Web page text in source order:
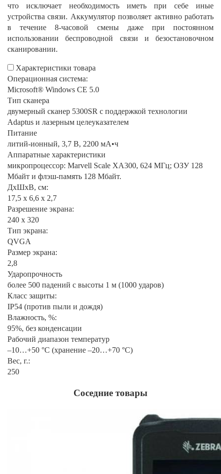
что исключает необходимость иметь при себе иные
устройства связи. Аккумулятор позволяет активно работать
в течение 8-часовой смены даже при постоянном
использовании беспроводной связи и безостановочном
сканировании.
Характеристики товара
Операционная система:
Microsoft® Windows CE 5.0
Тип сканера
двумерный сканер 5300SR с поддержкой технологии
Adaptus и лазерным целеуказателем
Питание
литий-ионный, 3,7 В, 2200 мА•ч
Аппаратные характеристики
микропроцессор: Marvell Scale XA300, 624 МГц; ОЗУ 128
Мбайт и флэш-память 128 Мбайт.
ДхШхВ, см:
17,5 x 6,6 x 2,7
Разрешение экрана:
240 x 320
Тип экрана:
QVGA
Размер экрана:
2,8
Ударопрочность
более 500 падений с высоты 1 м (1000 ударов)
Класс защиты:
IP54 (против пыли и дождя)
Влажность, %:
95%, без конденсации
Рабочий диапазон температур
–10…+50 °C (хранение –20…+70 °C)
Вес, г.:
250
Соседние товары